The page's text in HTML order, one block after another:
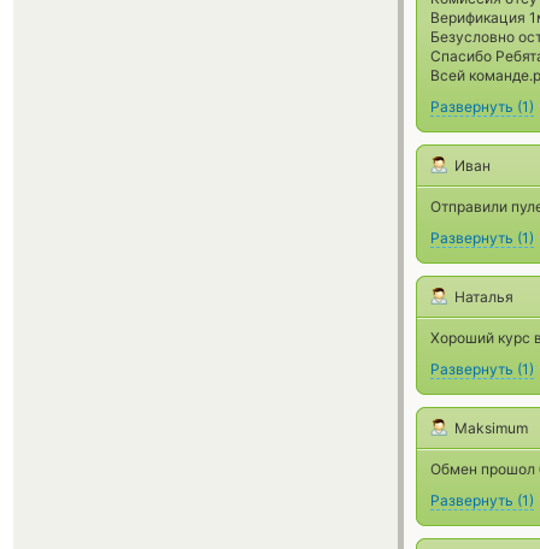
Верификация
Безусловно
Спасибо
Всей
Развернуть (1)
Иван
Отправили
Развернуть (1)
Наталья
Хороший курс
Развернуть (1)
Maksimum
Обмен прошол
Развернуть (1)